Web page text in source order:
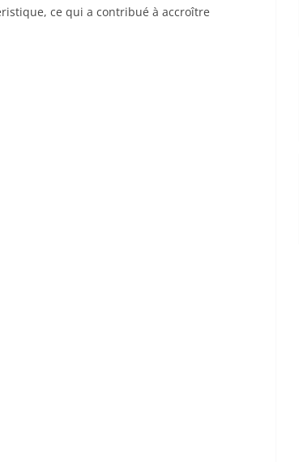
ce qui a contribué à accroître